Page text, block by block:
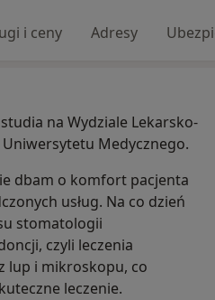
i ceny Adresy
na Wydziale Lekarsko-
Medycznego.
dbam o komfort pacjenta
usług. Na co dzień
stomatologii
czyli leczenia
lup i mikroskopu, co
leczenie.